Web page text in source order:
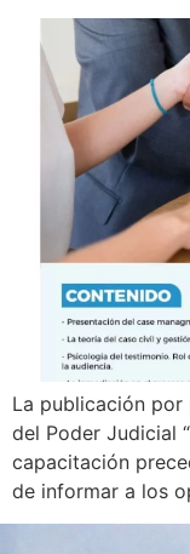
La publicación
del Poder Judicial
capacitación
de informar a los